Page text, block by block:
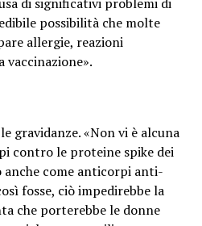
possibilità che molte
allergie, reazioni
gravidanze. «Non vi è alcuna
contro le proteine ​​spike dei
anche come anticorpi anti-
fosse, ciò impedirebbe la
che porterebbe le donne